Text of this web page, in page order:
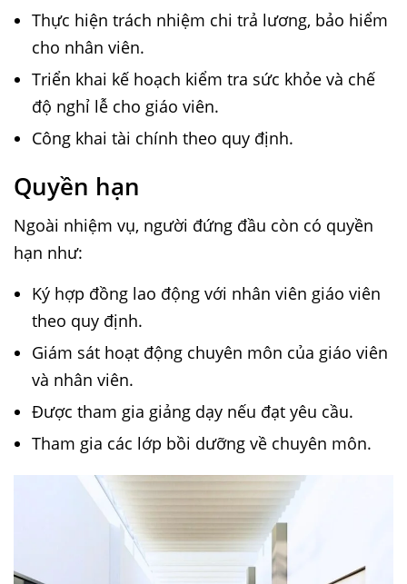
Thực hiện trách nhiệm chi trả lương, bảo hiểm
cho nhân viên.
Triển khai kế hoạch kiểm tra sức khỏe và chế
độ nghỉ lễ cho giáo viên.
Công khai tài chính theo quy định.
Quyền hạn
Ngoài nhiệm vụ, người đứng đầu còn có quyền
hạn như:
Ký hợp đồng lao động với nhân viên giáo viên
theo quy định.
Giám sát hoạt động chuyên môn của giáo viên
và nhân viên.
Được tham gia giảng dạy nếu đạt yêu cầu.
Tham gia các lớp bồi dưỡng về chuyên môn.